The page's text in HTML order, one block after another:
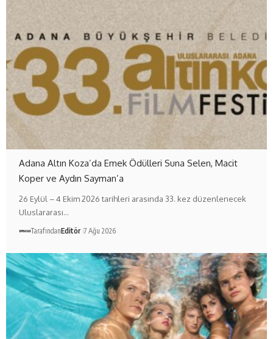
Adana Altın Koza’da Emek Ödülleri Suna Selen, Macit
Koper ve Aydın Sayman’a
26 Eylül – 4 Ekim 2026 tarihleri arasında 33. kez düzenlenecek
Uluslararası…
TarafındanEditör 7 Ağu 2026